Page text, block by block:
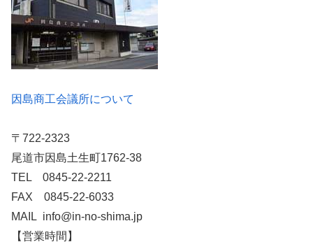
因島商工会議所について
〒722-2323
尾道市因島土生町1762-38
TEL 0845-22-2211
FAX 0845-22-6033
MAIL info@in-no-shima.jp
【営業時間】